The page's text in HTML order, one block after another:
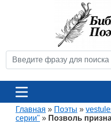
Главная » Поэты »
серии" » Позволь